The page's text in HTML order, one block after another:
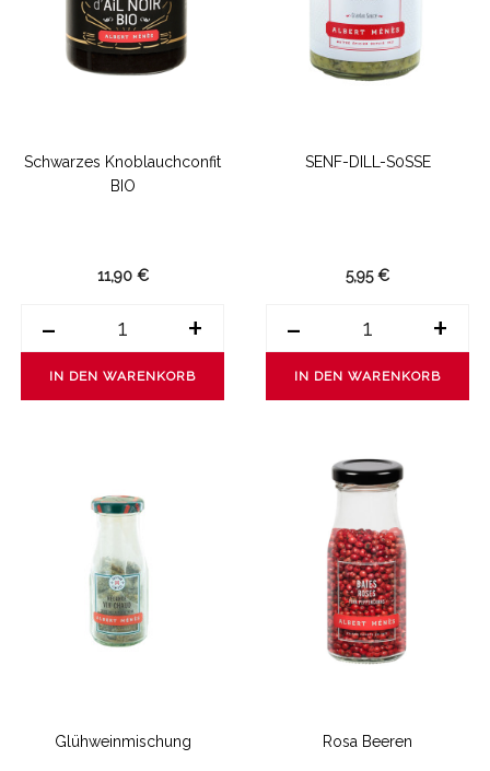
Schwarzes Knoblauchconfit
BIO
11,90 €
- +
IN DEN WARENKORB
SENF-DILL-S0SSE
5,95 €
- +
IN DEN WARENKORB
Glühweinmischung Rosa Beeren